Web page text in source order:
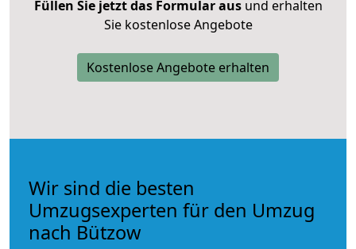
Füllen Sie jetzt das Formular ausund erhalten
Sie kostenlose Angebote
Kostenlose Angebote erhalten
Wir sind die besten
Umzugsexperten für den Umzug
nach Bützow